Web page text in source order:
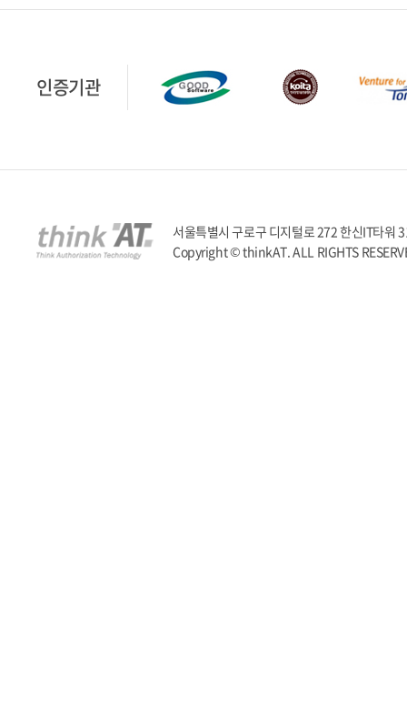
인증기관
서울특별시 구로구 디지털로 272 한신IT타
Copyright © thinkAT. ALL RIGHTS